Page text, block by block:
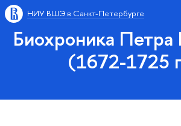
НИУ ВШЭ в Санкт-Петербурге
Биохроника Петра
(1672-1725